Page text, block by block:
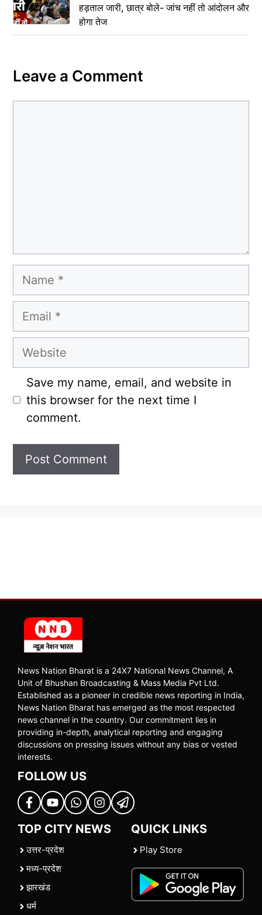
हड़ताल जारी, छात्र बोले- जांच नहीं तो आंदोलन और
होगा तेज
Leave a Comment
Name
Email
Website
Save my name, email, and website in
this browser for the next time I
comment.
News Nation Bharat is a 24X7 National News Channel, A
Unit of Bhushan Broadcasting & Mass Media Pvt Ltd.
Established as a pioneer in credible news reporting in India,
News Nation Bharat has emerged as the most respected
news channel in the country. Our commitment lies in
providing in-depth, analytical reporting and engaging
discussions on pressing issues without any bias or vested
interests.
FOLLOW US
TOP CITY NEWS
उत्तर-प्रदेश
मध्य-प्रदेश
झारखंड
धर्म
QUICK LINKS
Play Store